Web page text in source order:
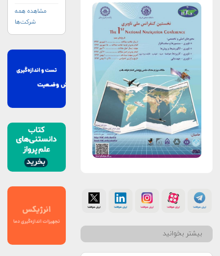
بیشتر بخوانید
مشاهده همه
شرکت‌ها